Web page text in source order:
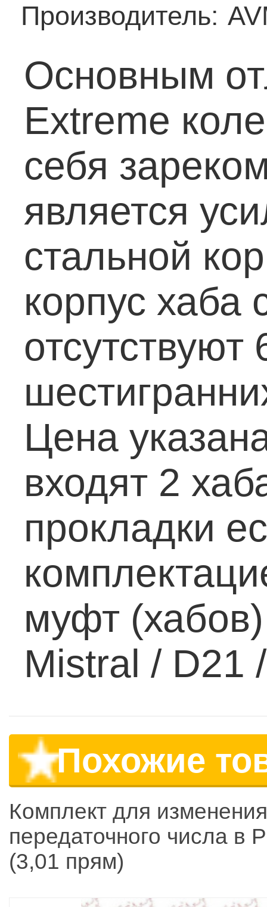
Производитель:
Основным
Extreme
себя
является
стальной
корпус хаба
Цена
входят 2
прокладки
муфт
Mistral / D21
Похожие
Комплект для изменения
передаточного числа в
(3,01 прям)